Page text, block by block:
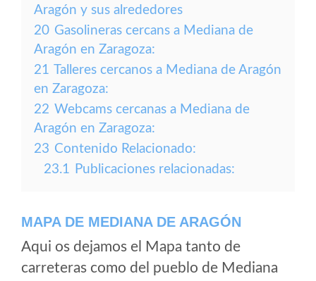
Aragón y sus alrededores
20 Gasolineras cercans a Mediana de
Aragón en Zaragoza:
21 Talleres cercanos a Mediana de Aragón
en Zaragoza:
22 Webcams cercanas a Mediana de
Aragón en Zaragoza:
23 Contenido Relacionado:
23.1 Publicaciones relacionadas:
MAPA DE MEDIANA DE ARAGÓN
Aqui os dejamos el Mapa tanto de
carreteras como del pueblo de Mediana